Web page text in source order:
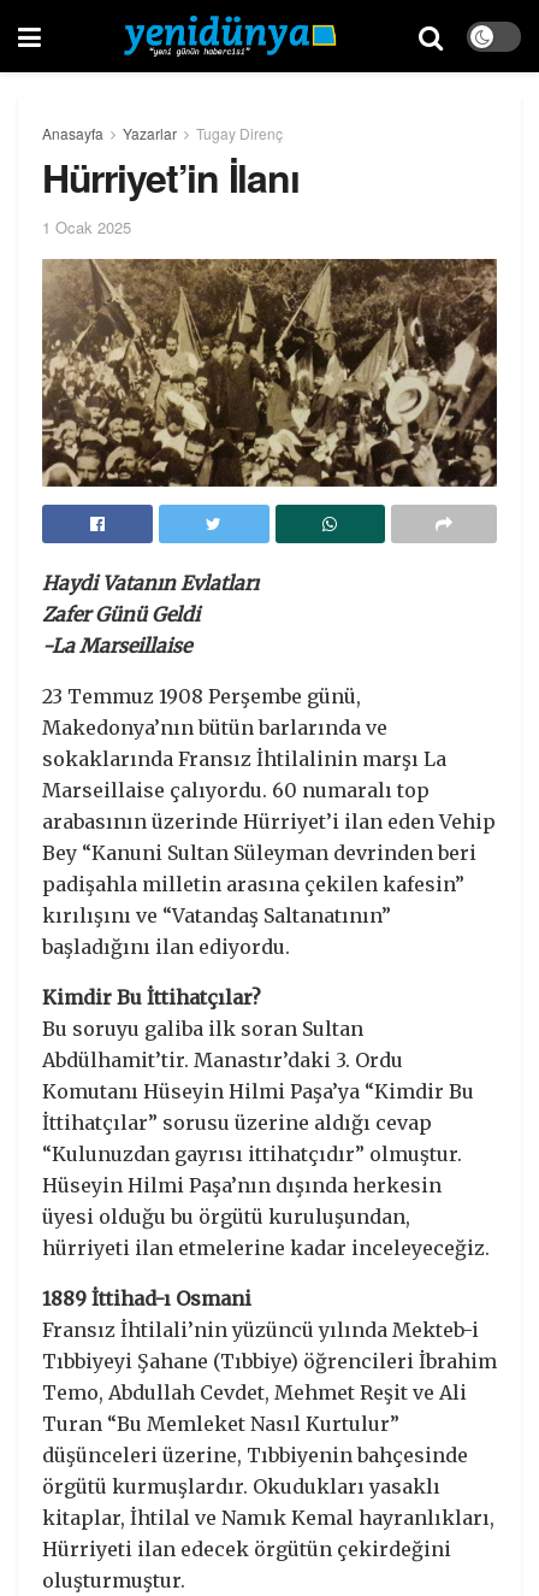
Anasayfa Yazarlar Tugay Direnç
Hürriyet’in İlanı
1 Ocak 2025
Haydi Vatanın Evlatları
Zafer Günü Geldi
-La Marseillaise
23 Temmuz 1908 Perşembe günü,
Makedonya’nın bütün barlarında ve
sokaklarında Fransız İhtilalinin marşı La
Marseillaise çalıyordu. 60 numaralı top
arabasının üzerinde Hürriyet’i ilan eden Vehip
Bey “Kanuni Sultan Süleyman devrinden beri
padişahla milletin arasına çekilen kafesin”
kırılışını ve “Vatandaş Saltanatının”
başladığını ilan ediyordu.
Kimdir Bu İttihatçılar?
Bu soruyu galiba ilk soran Sultan
Abdülhamit’tir. Manastır’daki 3. Ordu
Komutanı Hüseyin Hilmi Paşa’ya “Kimdir Bu
İttihatçılar” sorusu üzerine aldığı cevap
“Kulunuzdan gayrısı ittihatçıdır” olmuştur.
Hüseyin Hilmi Paşa’nın dışında herkesin
üyesi olduğu bu örgütü kuruluşundan,
hürriyeti ilan etmelerine kadar inceleyeceğiz.
1889 İttihad-ı Osmani
Fransız İhtilali’nin yüzüncü yılında Mekteb-i
Tıbbiyeyi Şahane (Tıbbiye) öğrencileri İbrahim
Temo, Abdullah Cevdet, Mehmet Reşit ve Ali
Turan “Bu Memleket Nasıl Kurtulur”
düşünceleri üzerine, Tıbbiyenin bahçesinde
örgütü kurmuşlardır. Okudukları yasaklı
kitaplar, İhtilal ve Namık Kemal hayranlıkları,
Hürriyeti ilan edecek örgütün çekirdeğini
oluşturmuştur.